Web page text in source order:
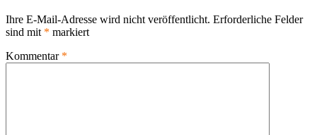
Ihre E-Mail-Adresse wird nicht veröffentlicht. Erforderliche Felder
sind mit * markiert
Kommentar *